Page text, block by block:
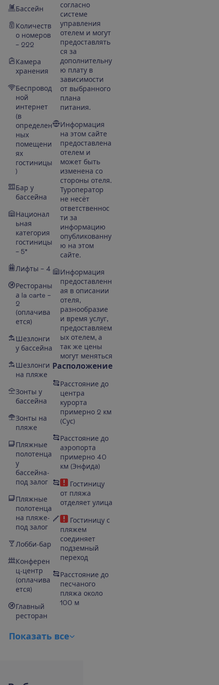
Бассейн
Количеств
о номеров
– 222
Камера
хранения
Беспровод
ной
интернет
(в
определен
ных
помещени
ях
гостиницы
)
Бар у
бассейна
Национал
ьная
категория
гостиницы
– 5*
Лифты – 4
Рестораны
а la carte –
2
(оплачива
ется)
Шезлонги
у бассейна
Шезлонги
на пляже
Зонты у
бассейна
Зонты на
пляже
Пляжные
полотенца
у
бассейна-
под залог
Пляжные
полотенца
на пляже-
под залог
Лобби-бар
Конферен
ц-центр
(оплачива
ется)
Главный
ресторан
согласно
системе
управления
отелем и могут
предоставлять
ся за
дополнительну
ю плату в
зависимости
от выбранного
плана
питания.
Информация
на этом сайте
предоставлена
отелем и
может быть
изменена со
стороны отеля.
Туроператор
не несёт
ответственнос
ти за
информацию
опубликованну
ю на этом
сайте.
Информация
предоставленн
ая в описании
отеля,
разнообразие
и время услуг,
предоставляем
ых отелем, а
так же цены
могут меняться
Расположение
Расстояние до
центра
курорта
примерно 2 км
(Сус)
Расстояние до
аэропорта
примерно 40
км (Энфида)
Гостиницу
от пляжа
отделяет улица
Гостиницу с
пляжем
соединяет
подземный
переход
Расстояние до
песчаного
пляжа около
100 м
Показать все